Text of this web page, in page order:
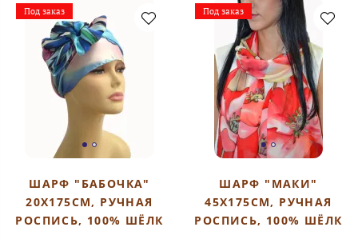
Под заказ
ШАРФ "БАБОЧКА"
20Х175СМ, РУЧНАЯ
РОСПИСЬ, 100% ШЁЛК
Под заказ
ШАРФ "МАКИ"
45Х175СМ, РУЧНАЯ
РОСПИСЬ, 100% ШЁЛК